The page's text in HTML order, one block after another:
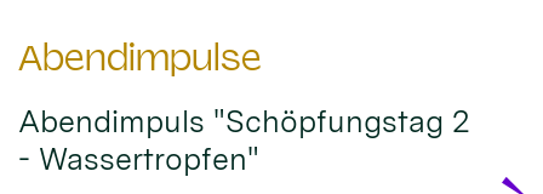
Abendimpulse
Abendimpuls "Schöpfungstag 2
- Wassertropfen"